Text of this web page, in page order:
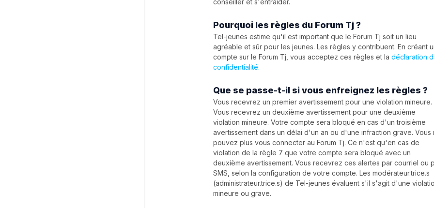
conseiller et s'entraider.
Pourquoi les règles du Forum Tj ?
Tel-jeunes estime qu'il est important que le Forum Tj soit un lieu
agréable et sûr pour les jeunes. Les règles y contribuent. En créant
compte sur le Forum Tj, vous acceptez ces règles et ladéclaration
confidentialité.
Que se passe-t-il si vous enfreignez les règles ?
Vous recevrez un premier avertissement pour une violation mineure.
Vous recevrez un deuxième avertissement pour une deuxième
violation mineure. Votre compte sera bloqué en cas d'un troisième
avertissement dans un délai d'un an ou d'une infraction grave. Vous
pouvez plus vous connecter au Forum Tj. Ce n'est qu'en cas de
violation de la règle 7 que votre compte sera bloqué avec un
deuxième avertissement. Vous recevrez ces alertes par courriel ou
SMS, selon la configuration de votre compte. Les modérateur.trice.s
(administrateur.trice.s) de Tel-jeunes évaluent s'il s'agit d'une
mineure ou grave.